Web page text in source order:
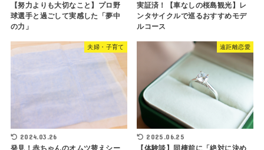
【努力よりも大切なこと】プロ野
球選手と過ごして実感した「夢中
の力」
実証済！【車なしの桜島観光】レ
ンタサイクルで巡るおすすめモデ
ルコース
夫婦・子育て
2024.03.26
遠距離恋愛
2025.06.25